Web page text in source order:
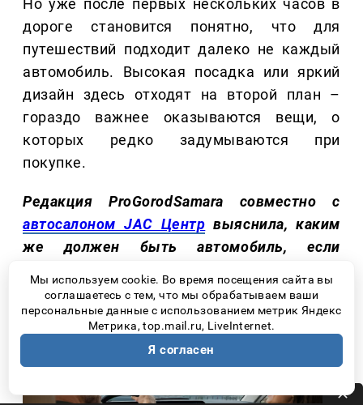
Но уже после первых нескольких часов в
дороге становится понятно, что для
путешествий подходит далеко не каждый
автомобиль. Высокая посадка или яркий
дизайн здесь отходят на второй план –
гораздо важнее оказываются вещи, о
которых редко задумываются при
покупке.
Редакция ProGorodSamara совместно с
автосалоном JAC Центр выяснила, каким
же должен быть автомобиль, если
начинается именно с дороги!
Мы используем cookie. Во время посещения сайта вы
соглашаетесь с тем, что мы обрабатываем ваши
персональные данные с использованием метрик Яндекс
Метрика, top.mail.ru, LiveInternet.
Я согласен